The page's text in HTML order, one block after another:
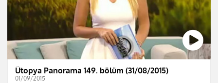
Ütopya Panorama 149. bölüm (31/08/2015)
01/09/2015